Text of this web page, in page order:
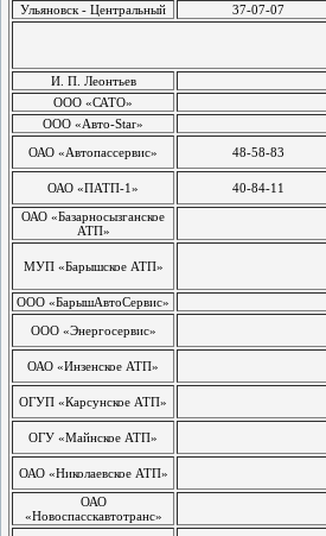
Ульяновск - Центральный
37-07-07
И. П. Леонтьев
ООО «САТО»
ООО «Авто-Star»
ОАО «Автопассервис» 48-58-83
ОАО «ПАТП-1» 40-84-11
ОАО «Базарносызганское
АТП»
МУП «Барышское АТП»
ООО «БарышАвтоСервис»
ООО «Энергосервис»
ОАО «Инзенское АТП»
ОГУП «Карсунское АТП»
ОГУ «Майнское АТП»
ОАО «Николаевское АТП»
ОАО
«Новоспасскавтотранс»